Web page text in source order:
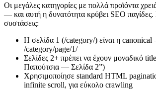
Οι μεγάλες κατηγορίες με πολλά προϊόντα
— και αυτή η δυνατότητα κρύβει SEO παγίδες.
συστάσεις:
Η σελίδα 1 (/category/) είναι η
/category/page/1/
Σελίδες 2+ πρέπει να έχουν μοναδικό
Παπούτσια — Σελίδα 2”)
Χρησιμοποίησε standard HTML
infinite scroll, για εύκολο crawling